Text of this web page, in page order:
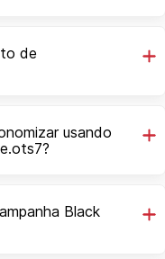
de
usando
Black